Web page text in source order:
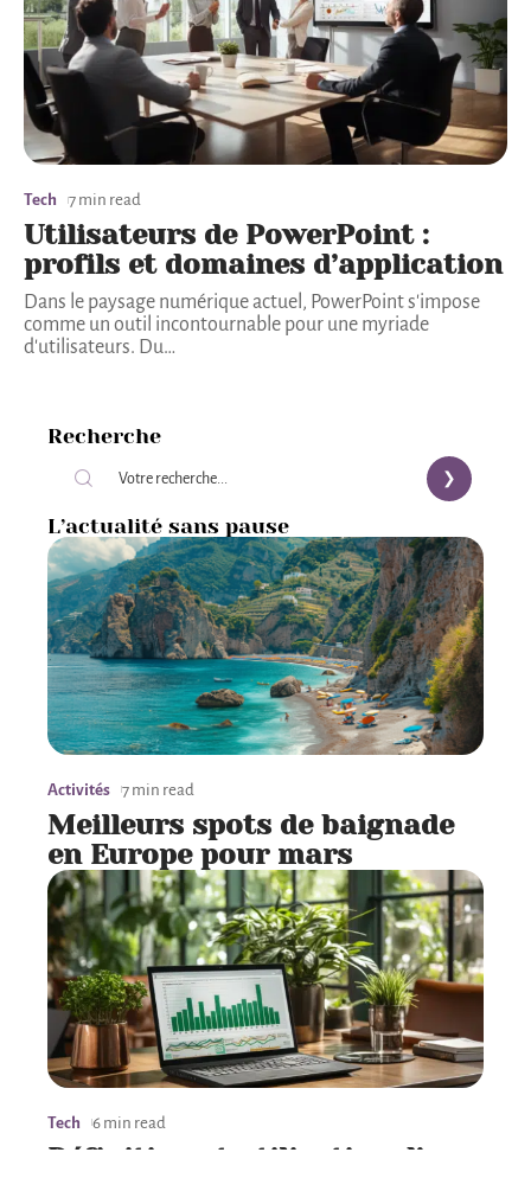
Tech 7 min read
Utilisateurs de PowerPoint :
profils et domaines d’application
Dans le paysage numérique actuel, PowerPoint s'impose
comme un outil incontournable pour une myriade
d'utilisateurs. Du…
Recherche
L’actualité sans pause
Activités 7 min read
Meilleurs spots de baignade
en Europe pour mars
Tech 6 min read
Définition et utilisation d’un